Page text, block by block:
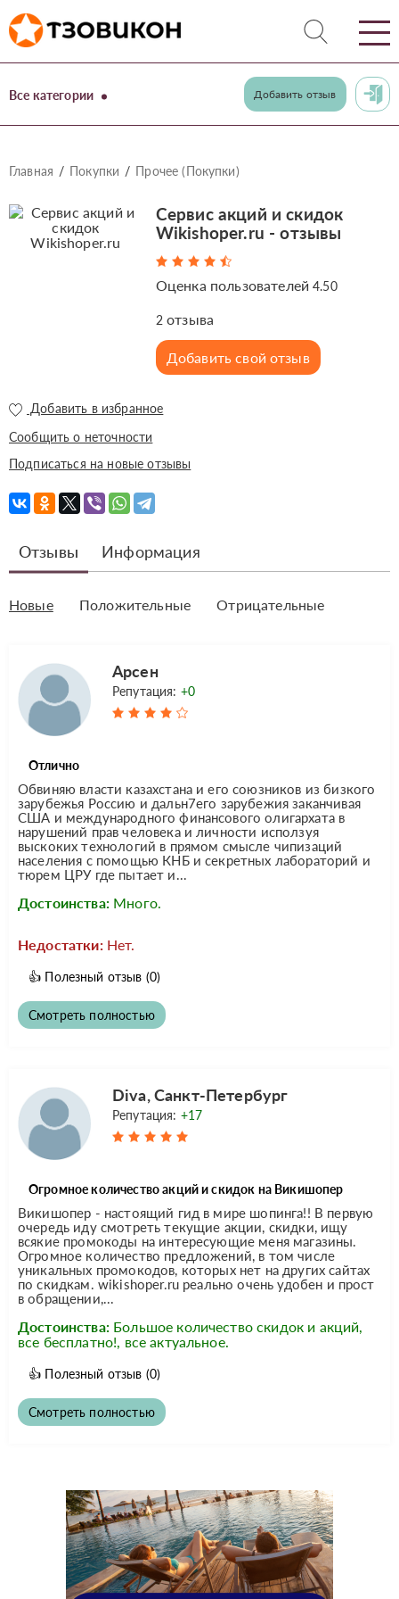
Все категории Добавить отзыв
Главная Покупки Прочее (Покупки)
Сервис акций и скидок
Wikishoper.ru - отзывы
Оценка пользователей4.50
2 отзыва
Добавить свой отзыв
Добавить в избранное
Сообщить о неточности
Подписаться на новые отзывы
Отзывы Информация
Новые Положительные Отрицательные
Арсен
Репутация: +0
Отлично
Обвиняю власти казахстана и его союзников из бизкого
зарубежья Россию и дальн7его зарубежия заканчивая
США и международного финансового олигархата в
нарушений прав человека и личности исползуя
выскоких технологий в прямом смысле чипизаций
населения с помощью КНБ и секретных лабораторий и
тюрем ЦРУ где пытает и...
Достоинства: Много.
Недостатки: Нет.
👍 Полезный отзыв (0)
Смотреть полностью
Diva, Санкт-Петербург
Репутация: +17
Огромное количество акций и скидок на Викишопер
Викишопер - настоящий гид в мире шопинга!! В первую
очередь иду смотреть текущие акции, скидки, ищу
всякие промокоды на интересующие меня магазины.
Огромное количество предложений, в том числе
уникальных промокодов, которых нет на других сайтах
по скидкам. wikishoper.ru реально очень удобен и прост
в обращении,...
Достоинства: Большое количество скидок и акций,
все бесплатно!, все актуальное.
👍 Полезный отзыв (0)
Смотреть полностью